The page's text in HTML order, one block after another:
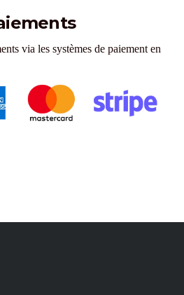
via les systèmes de paiement en